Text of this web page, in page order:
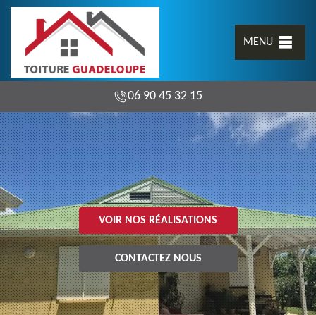
MENU
06 90 45 32 15
VOIR NOS RÉALISATIONS
CONTACTEZ NOUS